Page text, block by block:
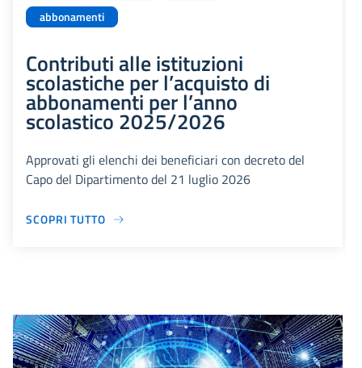
abbonamenti
Contributi alle istituzioni
scolastiche per l’acquisto di
abbonamenti per l’anno
scolastico 2025/2026
Approvati gli elenchi dei beneficiari con decreto del
Capo del Dipartimento del 21 luglio 2026
SCOPRI TUTTO